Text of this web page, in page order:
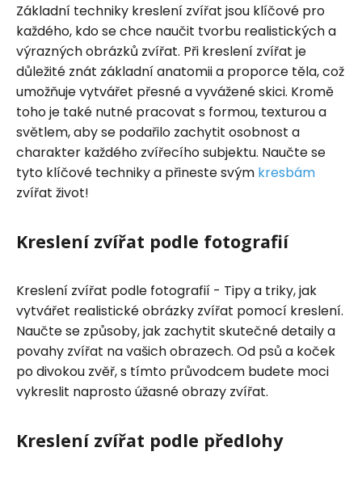
Základní techniky kreslení zvířat jsou klíčové pro
každého, kdo se chce naučit tvorbu realistických a
výrazných obrázků zvířat. Při kreslení zvířat je
důležité znát základní anatomii a proporce těla, což
umožňuje vytvářet přesné a vyvážené skici. Kromě
toho je také nutné pracovat s formou, texturou a
světlem, aby se podařilo zachytit osobnost a
charakter každého zvířecího subjektu. Naučte se
tyto klíčové techniky a přineste svým kresbám
zvířat život!
Kreslení zvířat podle fotografií
Kreslení zvířat podle fotografií - Tipy a triky, jak
vytvářet realistické obrázky zvířat pomocí kreslení.
Naučte se způsoby, jak zachytit skutečné detaily a
povahy zvířat na vašich obrazech. Od psů a koček
po divokou zvěř, s tímto průvodcem budete moci
vykreslit naprosto úžasné obrazy zvířat.
Kreslení zvířat podle předlohy